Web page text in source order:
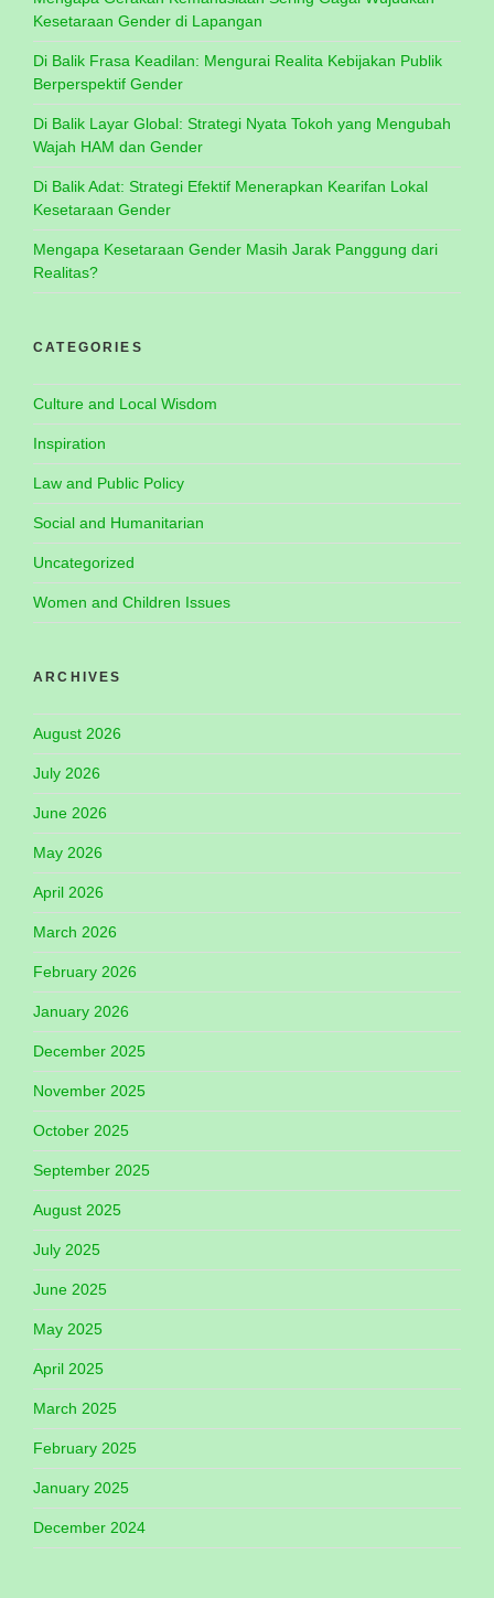
Kesetaraan Gender di Lapangan
Di Balik Frasa Keadilan: Mengurai Realita Kebijakan Publik
Berperspektif Gender
Di Balik Layar Global: Strategi Nyata Tokoh yang Mengubah
Wajah HAM dan Gender
Di Balik Adat: Strategi Efektif Menerapkan Kearifan Lokal
Kesetaraan Gender
Mengapa Kesetaraan Gender Masih Jarak Panggung dari
Realitas?
CATEGORIES
Culture and Local Wisdom
Inspiration
Law and Public Policy
Social and Humanitarian
Uncategorized
Women and Children Issues
ARCHIVES
August 2026
July 2026
June 2026
May 2026
April 2026
March 2026
February 2026
January 2026
December 2025
November 2025
October 2025
September 2025
August 2025
July 2025
June 2025
May 2025
April 2025
March 2025
February 2025
January 2025
December 2024